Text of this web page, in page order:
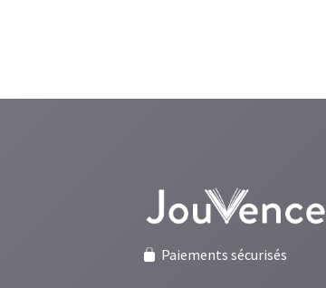
Paiements sécurisés